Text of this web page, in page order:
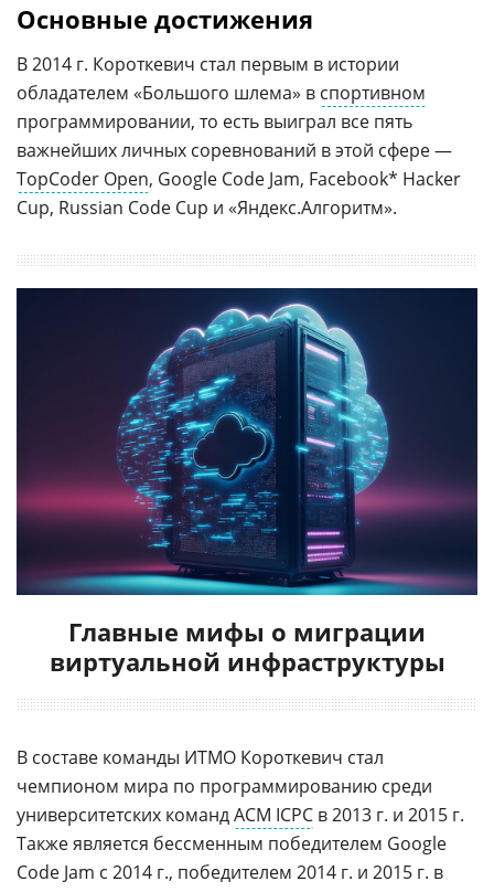
Основные достижения
В 2014 г. Короткевич стал первым в истории
обладателем «Большого шлема» в спортивном
программировании, то есть выиграл все пять
важнейших личных соревнований в этой сфере —
TopCoder Open, Google Code Jam, Facebook* Hacker
Cup, Russian Code Cup и «Яндекс.Алгоритм».
Главные мифы о миграции
виртуальной инфраструктуры
В составе команды ИТМО Короткевич стал
чемпионом мира по программированию среди
университетских командACM ICPC в 2013 г. и 2015 г.
Также является бессменным победителем Google
Code Jam с 2014 г., победителем 2014 г. и 2015 г. в